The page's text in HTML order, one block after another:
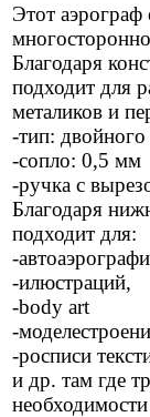
Этот аэрограф
Благодаря
подходит для
металиков и
-тип: двойного
-сопло: 0,5 мм
-ручка с
Благодаря
подходит для:
-
-илюстраций,
-body art
-
-росписи
и др. там где
необходимости